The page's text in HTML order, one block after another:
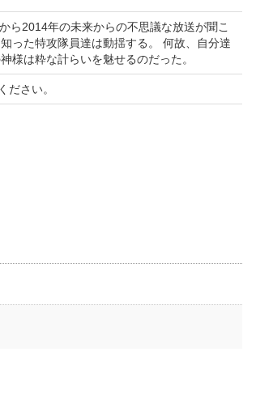
ら2014年の未来からの不思議な放送が聞こ
った特攻隊員達は動揺する。 何故、自分達
様は粋な計らいを魅せるのだった。
さい。